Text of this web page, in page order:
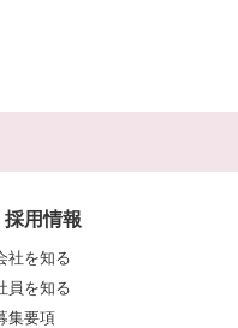
採用情報
社を知る
員を知る
集要項